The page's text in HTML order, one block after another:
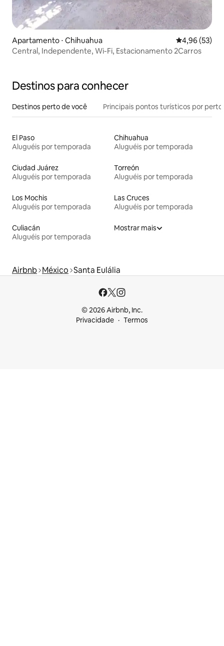
Apartamento ⋅ Chihuahua 4,96 de uma
4,96 (53)
Central, Independente, Wi-Fi, Estacionamento 2Carros
Destinos para conhecer
Destinos perto de você Principais pontos turísticos por perto
El Paso
Aluguéis por temporada
Chihuahua
Aluguéis por temporada
Ciudad Juárez
Aluguéis por temporada
Torreón
Aluguéis por temporada
Los Mochis
Aluguéis por temporada
Las Cruces
Aluguéis por temporada
Culiacán
Aluguéis por temporada
Mostrar mais
Airbnb México Santa Eulália
© 2026 Airbnb, Inc.
Privacidade
Termos